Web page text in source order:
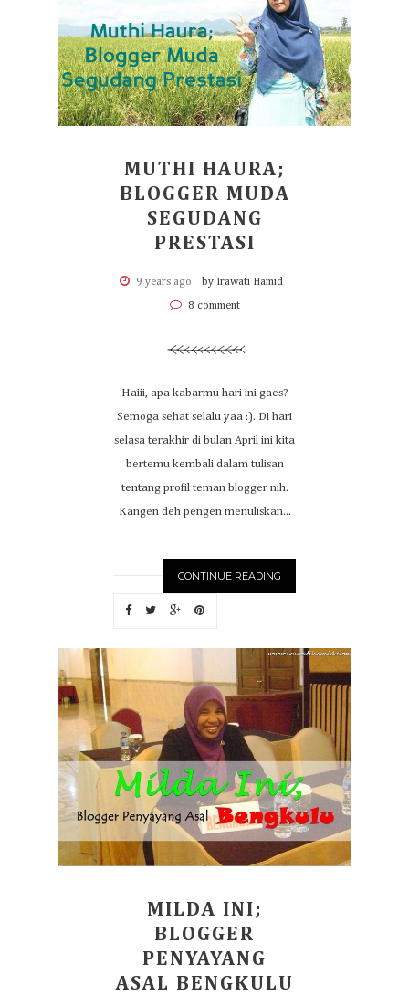
MUTHI HAURA;
BLOGGER MUDA
SEGUDANG
PRESTASI
9 years ago by Irawati Hamid
8 comment
Haiii, apa kabarmu hari ini gaes?
Semoga sehat selalu yaa :). Di hari
selasa terakhir di bulan April ini kita
bertemu kembali dalam tulisan
tentang profil teman blogger nih.
Kangen deh pengen menuliskan...
CONTINUE READING
MILDA INI;
BLOGGER
PENYAYANG
ASAL BENGKULU